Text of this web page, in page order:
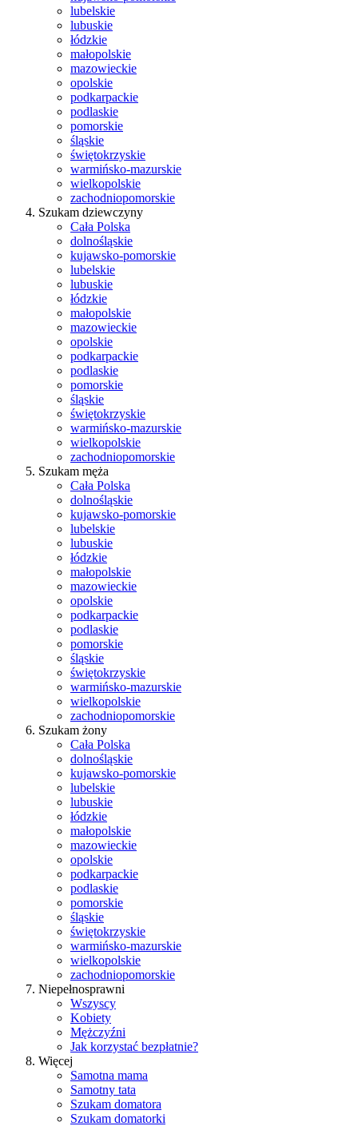
lubelskie
lubuskie
łódzkie
małopolskie
mazowieckie
opolskie
podkarpackie
podlaskie
pomorskie
śląskie
świętokrzyskie
warmińsko-mazurskie
wielkopolskie
zachodniopomorskie
Szukam dziewczyny
Cała Polska
dolnośląskie
kujawsko-pomorskie
lubelskie
lubuskie
łódzkie
małopolskie
mazowieckie
opolskie
podkarpackie
podlaskie
pomorskie
śląskie
świętokrzyskie
warmińsko-mazurskie
wielkopolskie
zachodniopomorskie
Szukam męża
Cała Polska
dolnośląskie
kujawsko-pomorskie
lubelskie
lubuskie
łódzkie
małopolskie
mazowieckie
opolskie
podkarpackie
podlaskie
pomorskie
śląskie
świętokrzyskie
warmińsko-mazurskie
wielkopolskie
zachodniopomorskie
Szukam żony
Cała Polska
dolnośląskie
kujawsko-pomorskie
lubelskie
lubuskie
łódzkie
małopolskie
mazowieckie
opolskie
podkarpackie
podlaskie
pomorskie
śląskie
świętokrzyskie
warmińsko-mazurskie
wielkopolskie
zachodniopomorskie
Niepełnosprawni
Wszyscy
Kobiety
Mężczyźni
Jak korzystać bezpłatnie?
Więcej
Samotna mama
Samotny tata
Szukam domatora
Szukam domatorki